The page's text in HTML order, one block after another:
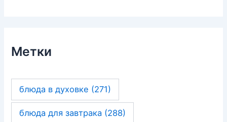
Метки
блюда в духовке (271)
блюда для завтрака (288)